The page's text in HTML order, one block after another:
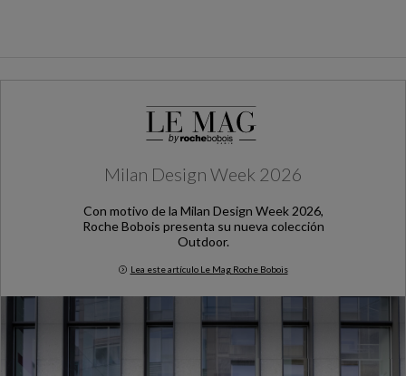
Milan Design Week 2026
Con motivo de la Milan Design Week 2026,
Roche Bobois presenta su nueva colección
Outdoor.
Lea este artículo Le Mag Roche Bobois
Milan Design Week 2026